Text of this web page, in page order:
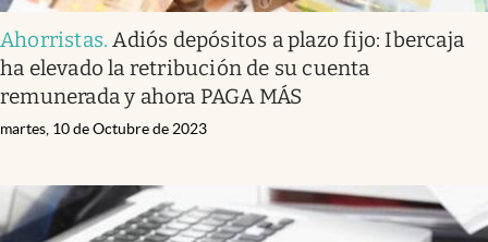
Ahorristas.Adiós depósitos a plazo fijo: Ibercaja
ha elevado la retribución de su cuenta
remunerada y ahora PAGA MÁS
martes, 10 de Octubre de 2023